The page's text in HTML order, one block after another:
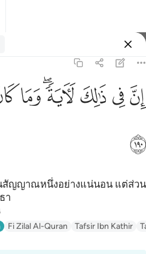
ان في ذالك
إِنَّ فِى ذَٰلِكَ لَـَٔايَةًۭ
ﱳﱴﱵﱶﱷﱸ
ﱼ
สัญญาณหนึ่งอย่างแน่นอน แต่ส่วน
า
Fi Zilal Al-Quran Tafsir Ibn Kathir